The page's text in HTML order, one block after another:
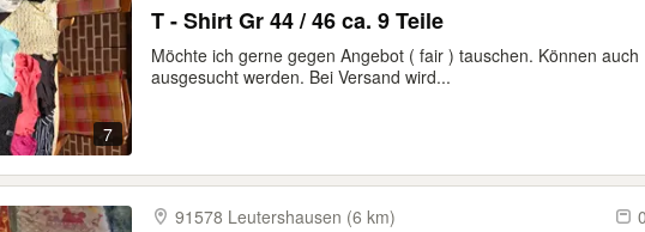
7
T - Shirt Gr 44 / 46 ca. 9 Teile
Möchte ich gerne gegen Angebot ( fair ) tauschen. Können auch
ausgesucht werden. Bei Versand wird...
91578 Leutershausen (6 km)